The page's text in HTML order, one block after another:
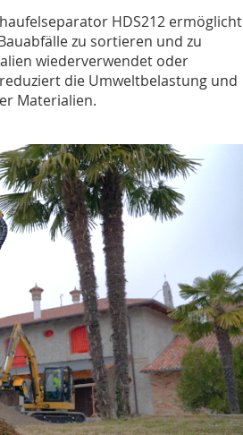
HDS212 ermöglicht
zu sortieren und zu
wiederverwendet oder
die Umweltbelastung und
Materialien.